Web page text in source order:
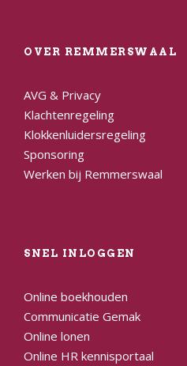
OVER REMMERSWAAL
AVG & Privacy
Klachtenregeling
Klokkenluidersregeling
Sponsoring
Werken bij Remmerswaal
SNEL INLOGGEN
Online boekhouden
Communicatie Gemak
Online lonen
Online HR kennisportaal